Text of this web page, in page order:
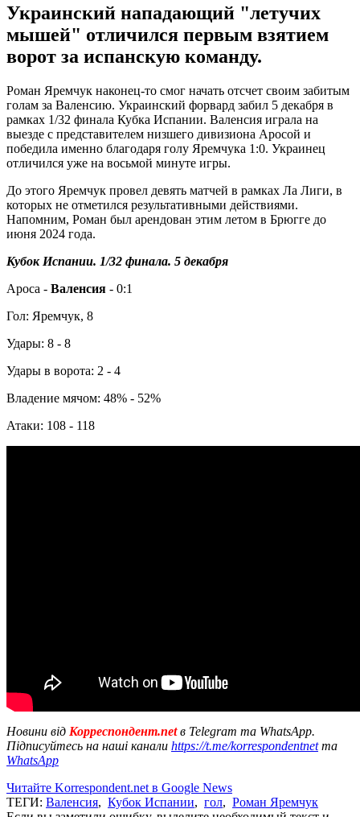
Украинский нападающий "летучих
мышей" отличился первым взятием
ворот за испанскую команду.
Роман Яремчук наконец-то смог начать отсчет своим забитым
голам за Валенсию. Украинский форвард забил 5 декабря в
рамках 1/32 финала Кубка Испании. Валенсия играла на
выезде с представителем низшего дивизиона Аросой и
победила именно благодаря голу Яремчука 1:0. Украинец
отличился уже на восьмой минуте игры.
До этого Яремчук провел девять матчей в рамках Ла Лиги, в
которых не отметился результативными действиями.
Напомним, Роман был арендован этим летом в Брюгге до
июня 2024 года.
Кубок Испании. 1/32 финала. 5 декабря
Ароса - Валенсия - 0:1
Гол: Яремчук, 8
Удары: 8 - 8
Удары в ворота: 2 - 4
Владение мячом: 48% - 52%
Атаки: 108 - 118
Новини від Корреспондент.netв Telegram та WhatsApp.
Підписуйтесь на наші канали https://t.me/korrespondentnetта
WhatsApp
Читайте Korrespondent.net в Google News
ТЕГИ: Валенсия, Кубок Испании, гол, Роман Яремчук